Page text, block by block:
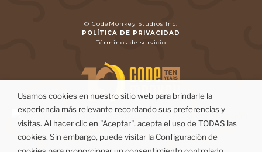
© CodeMonkey Studios Inc.
POLÍTICA DE PRIVACIDAD
Términos de servicio
Usamos cookies en nuestro sitio web para brindarle la
experiencia más relevante recordando sus preferencias y
visitas. Al hacer clic en "Aceptar", acepta el uso de TODAS las
cookies. Sin embargo, puede visitar la Configuración de